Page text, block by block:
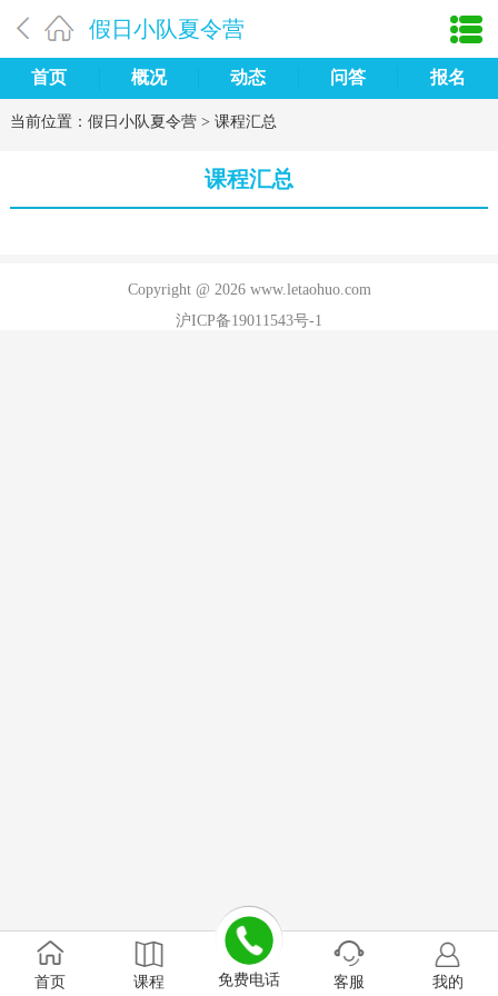
假日小队夏令营
首页 概况 动态 问答 报名
当前位置： 假日小队夏令营> 课程汇总
课程汇总
首页 课程 免费电话 客服 我的
Copyright @ 2026 www.letaohuo.com
沪ICP备19011543号-1